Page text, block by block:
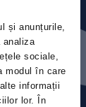
și anunțurile,
analiza
sociale,
modul în care
informații
lor. În